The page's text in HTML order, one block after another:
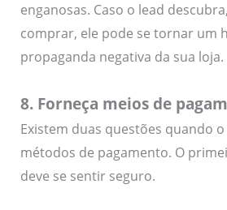
enganosas. Caso o lead
comprar, ele pode se tornar um
propaganda negativa da sua loja.
8. Forneça meios de
Existem duas questões quando
métodos de pagamento. O
deve se sentir seguro.